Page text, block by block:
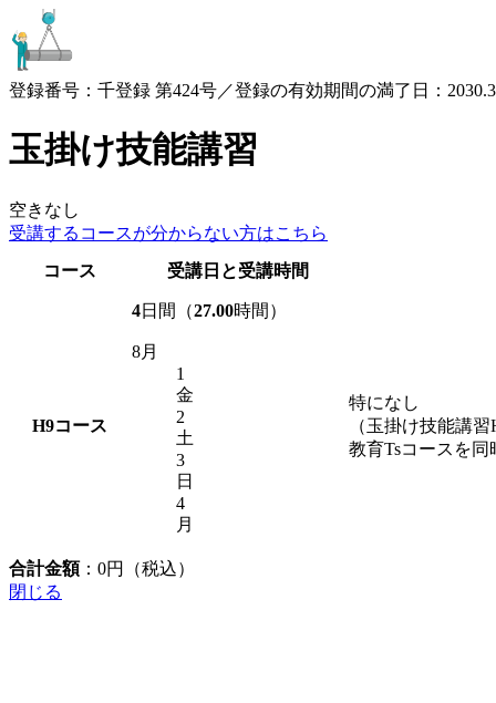
登録番号：千登録 第424号／登録の有効期間の満了日：
玉掛け技能講習
空きなし
受講するコースが分からない方はこちら
コース
受講日と受講時間
H9コース
4日間（27.00時間）
8月
1
金
2
土
3
日
4
月
特になし
（玉掛け技能講
教育Tsコースを
合計金額： 0円（税込）
閉じる